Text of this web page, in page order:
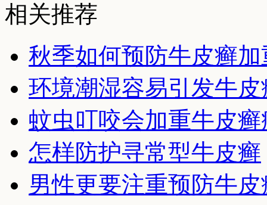
相关推荐
秋季如何预防牛皮癣加
环境潮湿容易引发牛
蚊虫叮咬会加重牛皮
怎样防护寻常型牛皮癣
男性更要注重预防牛皮